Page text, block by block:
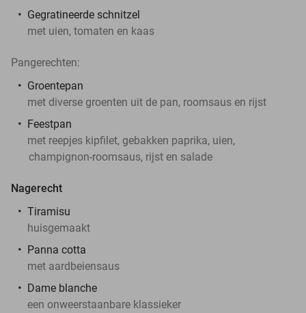
Gegratineerde schnitzel
met uien, tomaten en kaas
Pangerechten:
Groentepan
met diverse groenten uit de pan, roomsaus en rijst
Feestpan
met reepjes kipfilet, gebakken paprika, uien,
champignon-roomsaus, rijst en salade
Nagerecht
Tiramisu
huisgemaakt
Panna cotta
met aardbeiensaus
Dame blanche
een onweerstaanbare klassieker